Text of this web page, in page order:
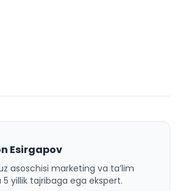
Esirgapov
asoschisi marketing va ta’lim
5 yillik tajribaga ega ekspert.